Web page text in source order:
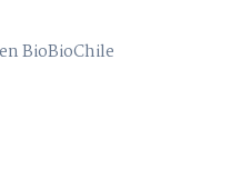
BioBioChile